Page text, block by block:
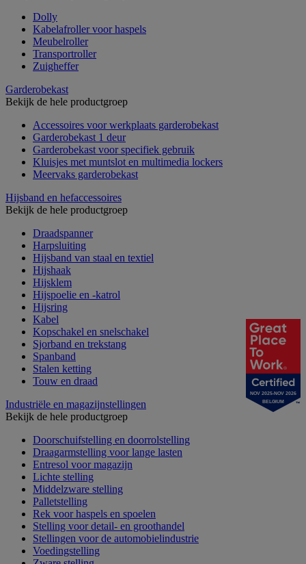
Dolly
Kabelafroller voor haspels
Meubelroller
Transportroller
Zuigheffer
Garderobekast
Bekijk de hele productgroep
Accessoires voor werkplaats garderobekast
Garderobekast 1 deur
Garderobekast voor specifiek gebruik
Kluisjes met muntslot en multimedia lockers
Meervaks garderobekast
Hijsband en hefaccessoires
Bekijk de hele productgroep
Draadspanner
Harpsluiting
Hijsband van staal en textiel
Hijshaak
Hijsklem
Hijspoelie en -katrol
Hijsring
Kabel
Kopschakel en snelschakel
Sjorband en trekstang
Spanband
Stalen ketting
Touw en draad
Industriële en magazijnstellingen
Bekijk de hele productgroep
Doorschuifstelling en doorrolstelling
Draagarmstelling voor lange lasten
Entresol voor magazijn
Lichte stelling
Middelzware stelling
Palletstelling
Rek voor haspels en spoelen
Stelling voor detail- en groothandel
Stellingen voor de automobielindustrie
Voedingstelling
NOV 2025-NOV 2026
BELGIUM